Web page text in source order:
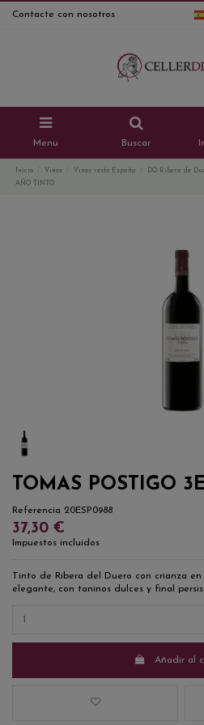
Contacte con nosotros
Menu Buscar
Inicio Vinos Vinos resto España DO Ribera de
AÑO TINTO
TOMAS POSTIGO
Referencia 20ESP0988
37,30 €
Impuestos incluidos
Tinto de Ribera del Duero con crianza
elegante, con taninos dulces y final
Añadir al